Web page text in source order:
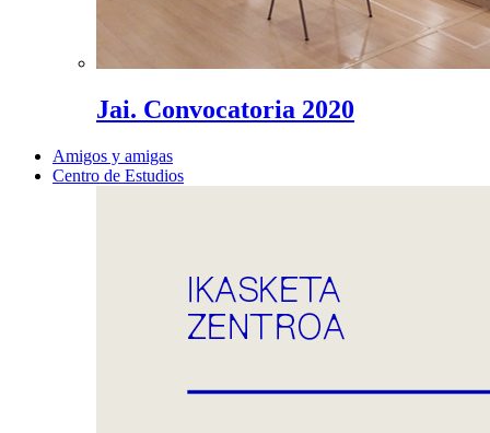
Jai. Convocatoria 2020
Amigos y amigas
Centro de Estudios